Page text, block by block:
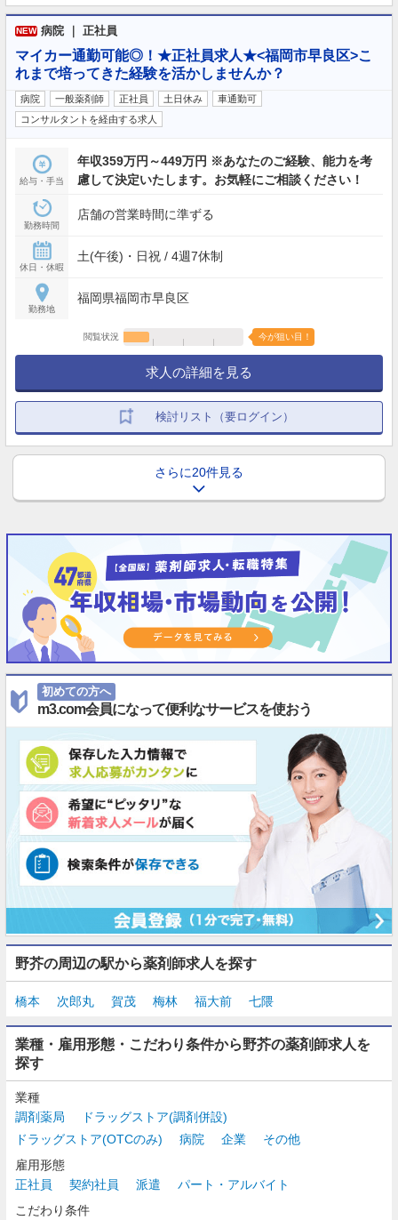
NEW 病院 ｜ 正社員
マイカー通勤可能◎！★正社員求人★<福岡市早良区>こ
れまで培ってきた経験を活かしませんか？
病院 一般薬剤師 正社員 土日休み
車通勤可
コンサルタントを経由する求人
給与・手当
年収359万円～449万円 ※あなたのご経験、能力を考
慮して決定いたします。お気軽にご相談ください！
勤務時間
店舗の営業時間に準ずる
休日・休暇
土(午後)・日祝 / 4週7休制
勤務地
福岡県福岡市早良区
閲覧状況 今が狙い目！
求人の詳細を見る
検討リスト（要ログイン）
さらに20件見る
初めての方へ
m3.com会員になって便利なサービスを使おう
野芥の周辺の駅から薬剤師求人を探す
橋本 次郎丸 賀茂 梅林 福大前 七隈
業種・雇用形態・こだわり条件から野芥の薬剤師求人を
探す
業種
調剤薬局
ドラッグストア(調剤併設)
ドラッグストア(OTCのみ)
病院 企業
その他
雇用形態
正社員
契約社員 派遣
パート・アルバイト
こだわり条件